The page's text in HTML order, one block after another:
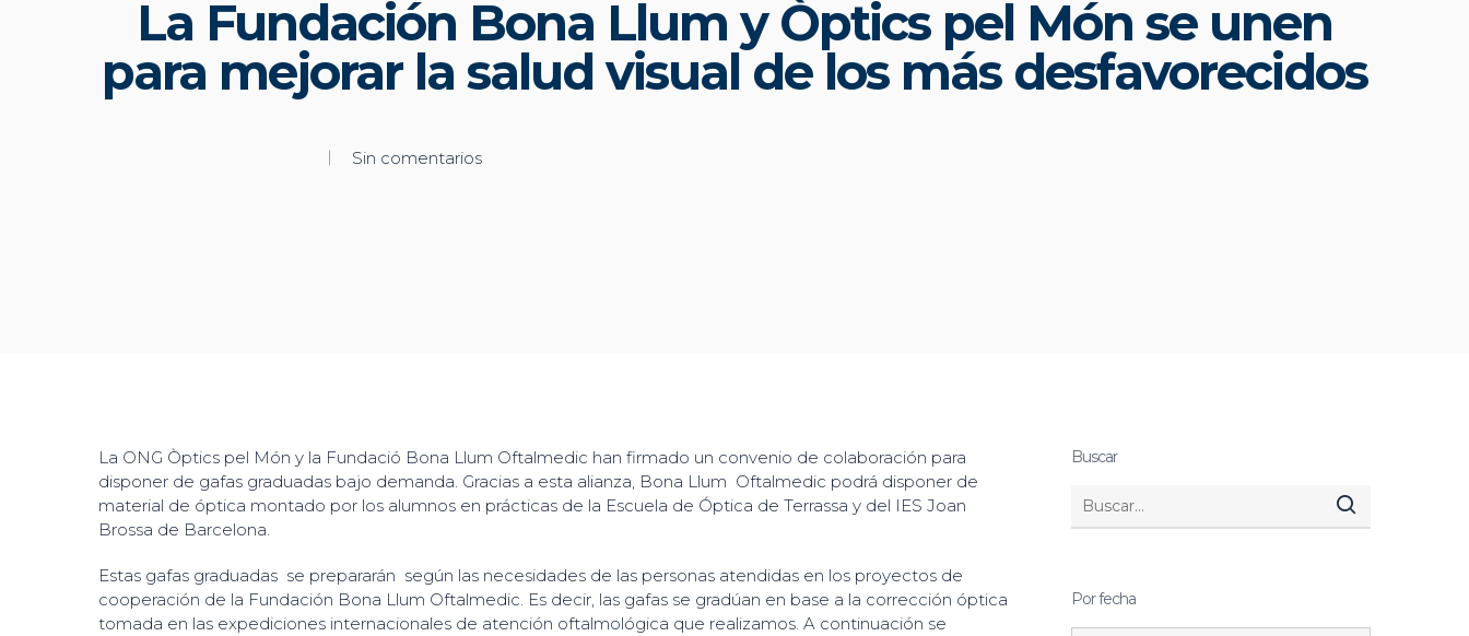
La Fundación Bona Llum y Òptics pel Món se unen
para mejorar la salud visual de los más desfavorecidos
Sin comentarios
La ONG Òptics pel Món y la Fundació Bona Llum Oftalmedic han firmado un convenio de colaboración para
disponer de gafas graduadas bajo demanda. Gracias a esta alianza, Bona Llum Oftalmedic podrá disponer de
material de óptica montado por los alumnos en prácticas de la Escuela de Óptica de Terrassa y del IES Joan
Brossa de Barcelona.
Estas gafas graduadas se prepararán según las necesidades de las personas atendidas en los proyectos de
cooperación de la Fundación Bona Llum Oftalmedic. Es decir, las gafas se gradúan en base a la corrección óptica
tomada en las expediciones internacionales de atención oftalmológica que realizamos. A continuación se
Buscar
Por fecha